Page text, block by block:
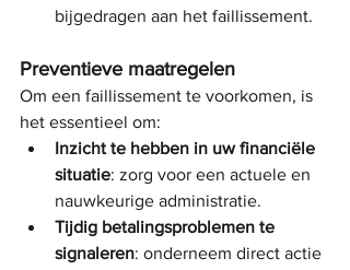
bijgedragen aan het faillissement.
Preventieve maatregelen
Om een faillissement te voorkomen, is
het essentieel om:
Inzicht te hebben in uw financiële
situatie: zorg voor een actuele en
nauwkeurige administratie.
Tijdig betalingsproblemen te
signaleren: onderneem direct actie